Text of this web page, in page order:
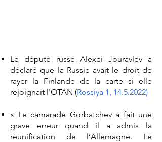
Le député russe Alexei Jouravlev a
déclaré que la Russie avait le droit de
rayer la Finlande de la carte si elle
rejoignait l'OTAN (Rossiya 1, 14.5.2022)
« Le camarade Gorbatchev a fait une
grave erreur quand il a admis la
réunification de l’Allemagne. Le